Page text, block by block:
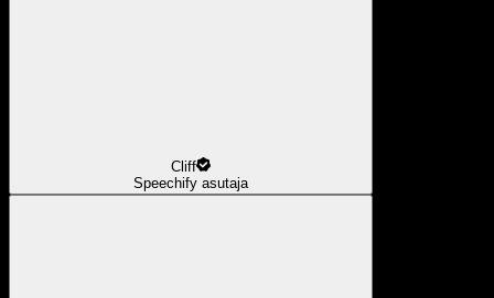
Cliff
Speechify asutaja